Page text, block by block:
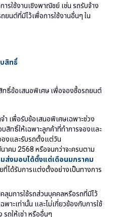
รใช้งานเชิงพาณิชย์ เช่น รถรับจ้าง
ยนต์ที่มีไว้เพื่อการใช้งานอื่นๆ ใน
สิทธิ์
ทธิ์ข้อเสนอพิเศษ เพื่อจองซื้อรถยนต์
ำ เพื่อรับข้อเสนอพิเศษเฉพาะช่วง
สิทธิ์ให้เฉพาะลูกค้าที่ทำการจองและ
องและรับรถตั้งแต่วัน
าคม 2568 หรือจนกว่าจะครบตาม
มส่งมอบได้ตั้งแต่เดือนมกราคม
ที่ได้รับการแต่งตั้งอย่างเป็นทางการ
มการใช้รถส่วนบุคคลหรือรถที่มีไว้
าะเท่านั้น และไม่เกี่ยวข้องกับการใช้
ถให้เช่า หรืออื่นๆ